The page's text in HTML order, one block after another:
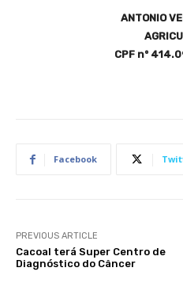
ANTONIO
CPF nº
Facebook
PREVIOUS ARTICLE
Cacoal terá Super Centro de
Diagnóstico do Câncer